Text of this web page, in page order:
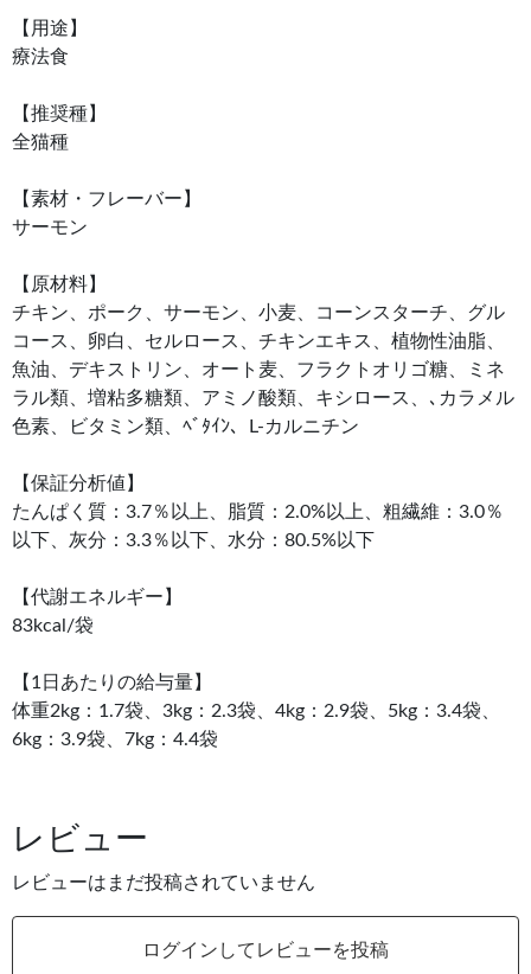
【用途】
療法食
【推奨種】
全猫種
【素材・フレーバー】
サーモン
【原材料】
チキン、ポーク、サーモン、小麦、コーンスターチ、グル
コース、卵白、セルロース、チキンエキス、植物性油脂、
魚油、デキストリン、オート麦、フラクトオリゴ糖、ミネ
ラル類、増粘多糖類、アミノ酸類、キシロース、､カラメル
色素、ビタミン類、ﾍﾞﾀｲﾝ、L-カルニチン
【保証分析値】
たんぱく質：3.7％以上、脂質：2.0%以上、粗繊維：3.0％
以下、灰分：3.3％以下、水分：80.5%以下
【代謝エネルギー】
83kcal/袋
【1日あたりの給与量】
体重2kg：1.7袋、3kg：2.3袋、4kg：2.9袋、5kg：3.4袋、
6kg：3.9袋、7kg：4.4袋
レビュー
レビューはまだ投稿されていません
ログインしてレビューを投稿